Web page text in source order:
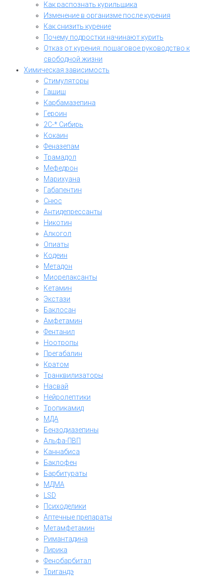
Как распознать курильщика
Изменение в организме после курения
Как снизить курение
Почему подростки начинают курить
Отказ от курения: пошаговое руководство к
свободной жизни
Химическая зависимость
Стимуляторы
Гашиш
Карбамазепина
Героин
2C-* Сибирь
Кокаин
Феназепам
Трамадол
Мефедрон
Марихуана
Габапентин
Снюс
Антидепрессанты
Никотин
Алкогол
Опиаты
Кодеин
Метадон
Миорелаксанты
Кетамин
Экстази
Баклосан
Амфетамин
Фентанил
Ноотропы
Прегабалин
Кратом
Транквилизаторы
Насвай
Нейролептики
Тропикамид
МДА
Бензодиазепины
Альфа-ПВП
Каннабиса
Баклофен
Барбитураты
МДМА
LSD
Психоделики
Аптечные препараты
Метамфетамин
Римантадина
Лирика
Фенобарбитал
Тригандэ